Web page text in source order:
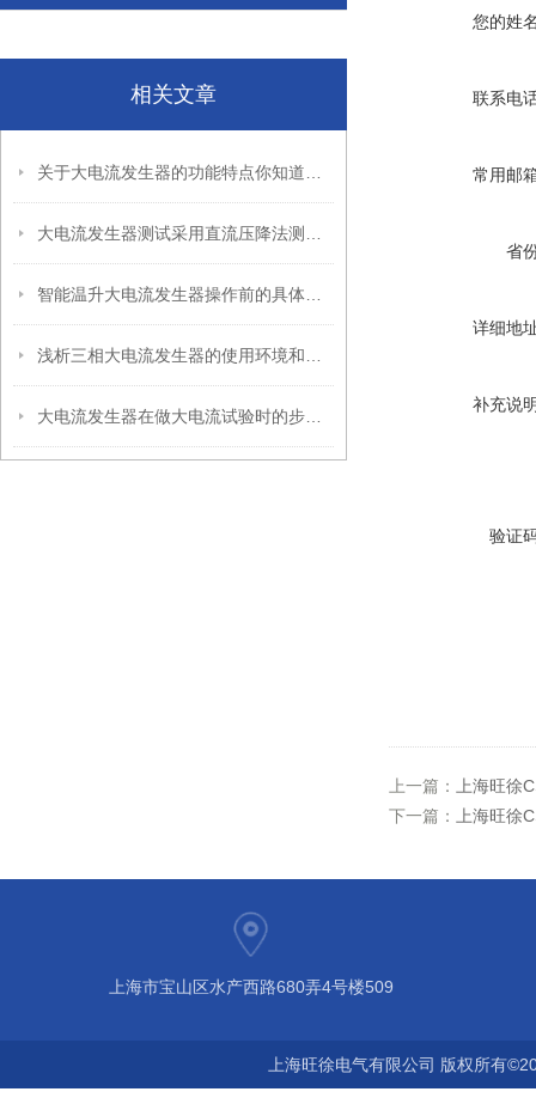
相关文章
您的姓
联系电
常用邮
省
详细地
补充说
验证
上一篇：
上海旺徐
下一篇：
上海旺徐
上海市宝山区水产西路680弄4号楼509
上海旺徐电气有限公司 版权所有